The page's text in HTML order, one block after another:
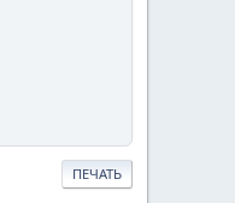
ПЕЧАТЬ